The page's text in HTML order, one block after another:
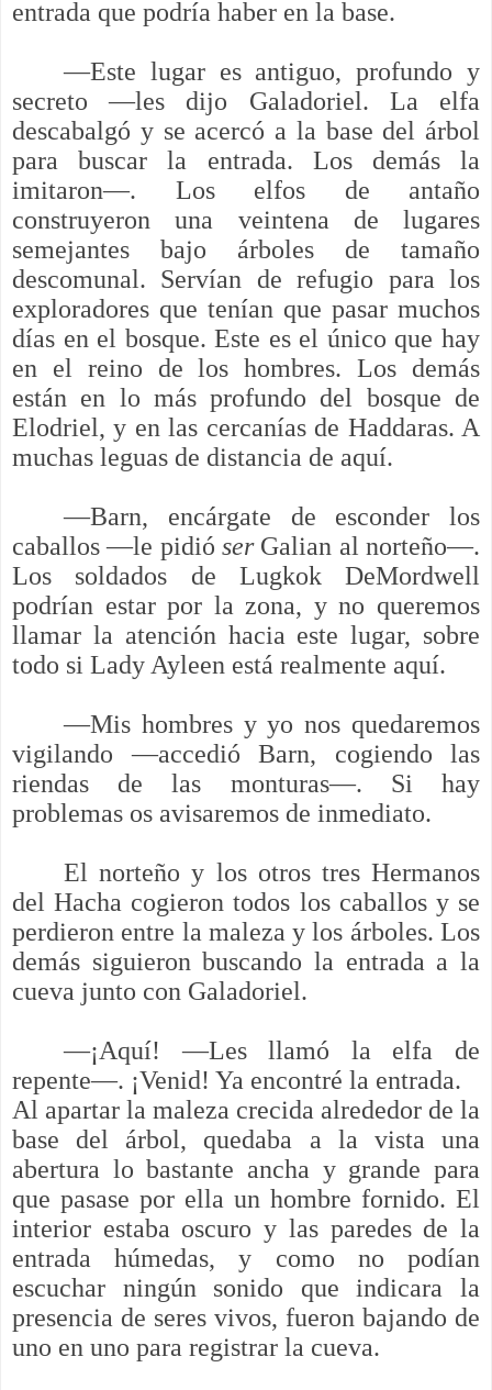
entrada que podría haber en la base.
—Este lugar es antiguo, profundo y
secreto —les dijo Galadoriel. La elfa
descabalgó y se acercó a la base del árbol
para buscar la entrada. Los demás la
imitaron—. Los elfos de antaño
construyeron una veintena de lugares
semejantes bajo árboles de tamaño
descomunal. Servían de refugio para los
exploradores que tenían que pasar muchos
días en el bosque. Este es el único que hay
en el reino de los hombres. Los demás
están en lo más profundo del bosque de
Elodriel, y en las cercanías de Haddaras. A
muchas leguas de distancia de aquí.
—Barn, encárgate de esconder los
caballos —le pidió serGalian al norteño—.
Los soldados de Lugkok DeMordwell
podrían estar por la zona, y no queremos
llamar la atención hacia este lugar, sobre
todo si Lady Ayleen está realmente aquí.
—Mis hombres y yo nos quedaremos
vigilando —accedió Barn, cogiendo las
riendas de las monturas—. Si hay
problemas os avisaremos de inmediato.
El norteño y los otros tres Hermanos
del Hacha cogieron todos los caballos y se
perdieron entre la maleza y los árboles. Los
demás siguieron buscando la entrada a la
cueva junto con Galadoriel.
—¡Aquí! —Les llamó la elfa de
repente—. ¡Venid! Ya encontré la entrada.
Al apartar la maleza crecida alrededor de la
base del árbol, quedaba a la vista una
abertura lo bastante ancha y grande para
que pasase por ella un hombre fornido. El
interior estaba oscuro y las paredes de la
entrada húmedas, y como no podían
escuchar ningún sonido que indicara la
presencia de seres vivos, fueron bajando de
uno en uno para registrar la cueva.